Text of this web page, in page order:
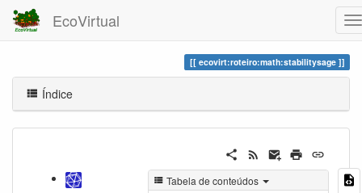
EcoVirtual
ecovirt:roteiro:math:stabilitysage
Índice
Tabela de conteúdos